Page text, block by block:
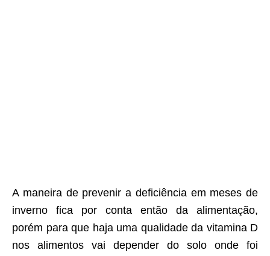
A maneira de prevenir a deficiência em meses de
inverno fica por conta então da alimentação,
porém para que haja uma qualidade da vitamina D
nos alimentos vai depender do solo onde foi